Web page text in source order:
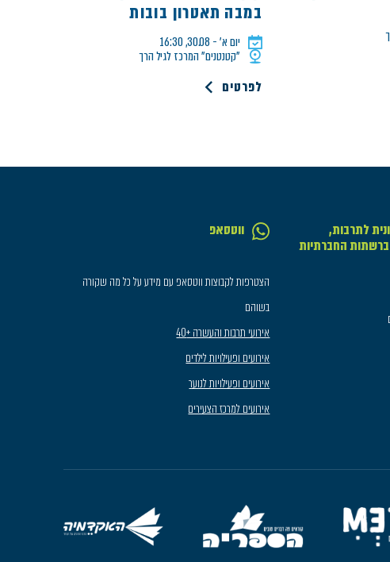
במבה תאטרון בובות
יום א׳ - 30.08, 16:30
"קטנטנים" המרכז לגיל הרך
לפרטים
לתרבות,
ברשתות החברתיות
ווטסאפ
הצטרפות לקבוצות ווטסאפ עם מידע על כל מה שקורה
בשוהם
אירועי תרבות והעשרה +40
אירועים ופעילויות לילדים
אירועים ופעילויות לנוער
אירועים למרכז הצעירים